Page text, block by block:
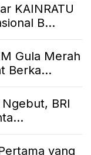
KAINRATU
B...
Gula Merah
Berka...
BRI
yang